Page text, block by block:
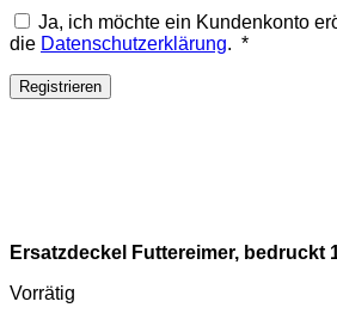
Ja, ich möchte ein Kundenkonto
die Datenschutzerklärung. *Erforderlich
Registrieren
Ersatzdeckel Futtereimer, bedruckt
Vorrätig